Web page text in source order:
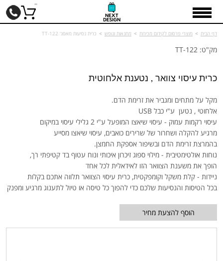
דף הבית > מוצרי פרסום לקידום מכירות > מחנאות ונופש > כרית נסיעות מאסג' TT-122
מק"ט: TT-122
כרית עיסוי צוואר , נטענת אלחוטית
מקל על מתחים ומגביר את זרימת הדם.
אלחוטי , נטען ע"י כבל USB
עיסוי רקמות עמוק - עיסוי שיאצו המופעל ע"י 2 גלילי עיסוי במיקום
מרגיע להקלה ושחרור של שרירים כואבים, עיסוי שיאצו מסייע
בהמרצת זרימת הדם ובשיפור אספקת החמצן.
נוחות אולטימטיבית - מילוי ספוג זיכרון איכותי ונוח עטוף בד קטיפתי רך,
הופך את משענת הצוואר הזו לאידאלית לכל אחד
ניידות - קלת משקל וקומפקטית, כרית עיסוי הצוואר תלווה אתכם בקלות
בכל הטיסות והנסיעות שלכם כדי להפוך כל טיסה או טיול לתענוג מרגיע ומפנק
הוסף להצעת מחיר